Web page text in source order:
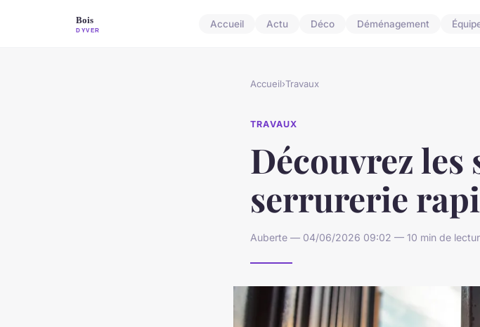
Accueil Actu Déco Déménagement
Accueil›Travaux
TRAVAUX
Découvrez les
serrurerie
Auberte — 04/06/2026 09:02 — 10 min de